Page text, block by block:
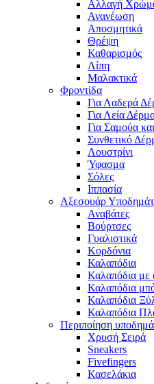
Αλλαγή
Ανανέωση
Αποσμητικά
Θρέψη
Καθαρισμός
Λίπη
Μαλακτικά
Φροντίδα
Για Λαδερά
Για Λεία
Για Σαμούα
Συνθετικό
Λουστρίνι
Ύφασμα
Σόλες
Ιππασία
Αξεσουάρ
Αναβάτες
Βούρτσες
Γυαλιστικά
Κορδόνια
Καλαπόδια
Καλαπόδια με
Καλαπόδια
Καλαπόδια
Καλαπόδια
Περιποίηση
Χρυσή Σειρά
Sneakers
Fivefingers
Κασελάκια